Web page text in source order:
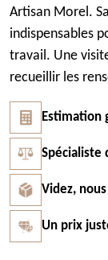
Artisan Morel.
indispensables
travail. Une
recueillir les
Estimation
Spécialiste
Videz,
Un prix